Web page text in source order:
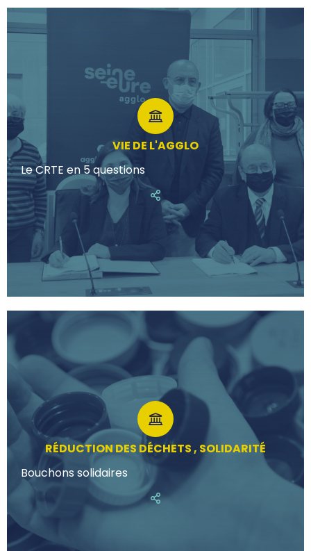
VIE DE L'AGGLO
Le CRTE en 5 questions
RÉDUCTION DES DÉCHETS , SOLIDARITÉ
Bouchons solidaires